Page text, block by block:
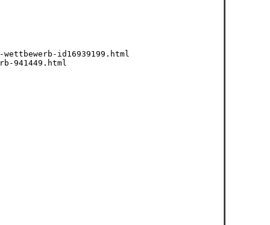
id16939199.html
941449.html